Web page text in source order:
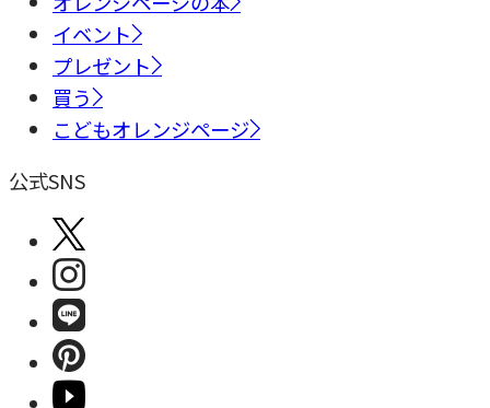
イベント
プレゼント
買う
こどもオレンジページ
公式SNS